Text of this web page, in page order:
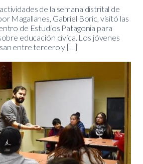
de la semana distrital de
Magallanes, Gabriel Boric, visitó las
de Estudios Patagonia para
educación cívica. Los jóvenes
entre tercero y […]